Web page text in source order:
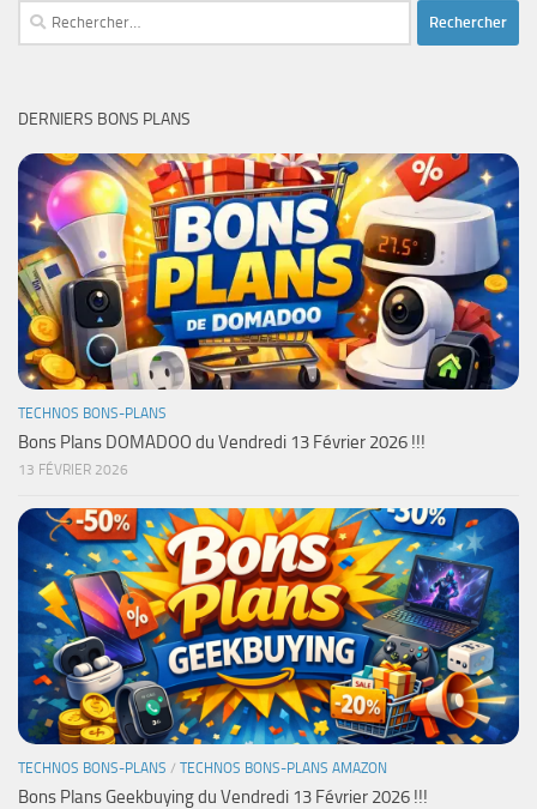
Rechercher :
DERNIERS BONS PLANS
TECHNOS BONS-PLANS
Bons Plans DOMADOO du Vendredi 13 Février 2026 !!!
13 FÉVRIER 2026
TECHNOS BONS-PLANS / TECHNOS BONS-PLANS AMAZON
Bons Plans Geekbuying du Vendredi 13 Février 2026 !!!